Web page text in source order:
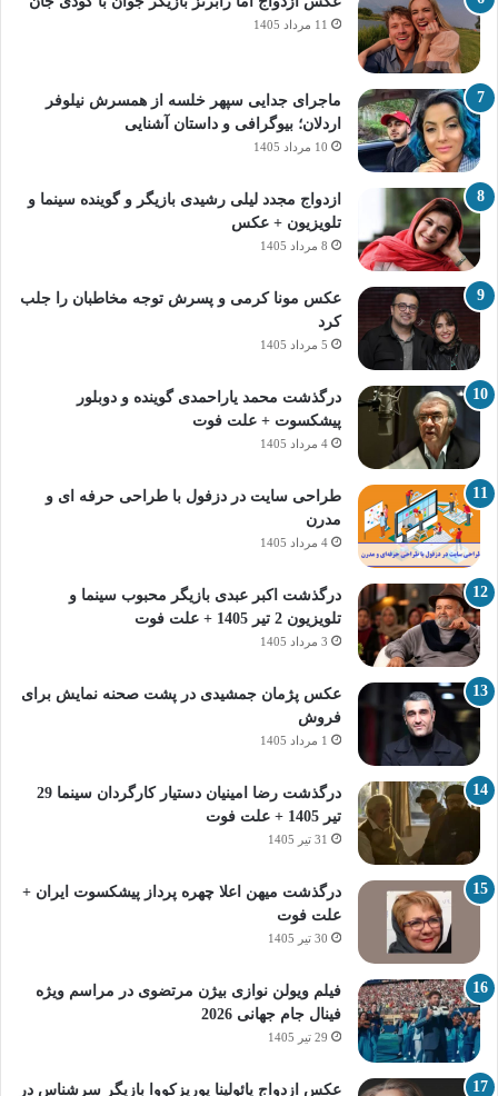
11 مرداد 1405
ماجرای جدایی سپهر خلسه از همسرش نیلوفر
اردلان؛ بیوگرافی و داستان آشنایی
10 مرداد 1405
ازدواج مجدد لیلی رشیدی بازیگر و گوینده سینما و
تلویزیون + عکس
8 مرداد 1405
عکس مونا کرمی و پسرش توجه مخاطبان را جلب
کرد
5 مرداد 1405
درگذشت محمد یاراحمدی گوینده و دوبلور
پیشکسوت + علت فوت
4 مرداد 1405
طراحی سایت در دزفول با طراحی حرفه‌ ای و
مدرن
4 مرداد 1405
درگذشت اکبر عبدی بازیگر محبوب سینما و
تلویزیون 2 تیر 1405 + علت فوت
3 مرداد 1405
عکس پژمان جمشیدی در پشت صحنه نمایش برای
فروش
1 مرداد 1405
درگذشت رضا امینیان دستیار کارگردان سینما 29
تیر 1405 + علت فوت
31 تیر 1405
درگذشت میهن اعلا چهره پرداز پیشکسوت ایران +
علت فوت
30 تیر 1405
فیلم ویولن نوازی بیژن مرتضوی در مراسم ویژه
فینال جام جهانی 2026
29 تیر 1405
عکس ازدواج پائولینا پوریزکووا بازیگر سرشناس در